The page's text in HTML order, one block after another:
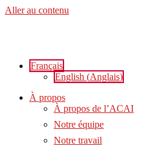
Aller au contenu
Français
English (Anglais)
À propos
À propos de l’ACAI
Notre équipe
Notre travail